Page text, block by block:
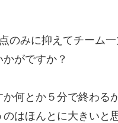
のみに抑えてチーム
がですか？
か何とか５分で終わ
はほんとに大きいと